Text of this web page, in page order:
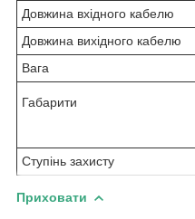
Довжина вхідного кабелю
Довжина вихідного кабелю
Вага
Габарити
Ступінь захисту
Приховати